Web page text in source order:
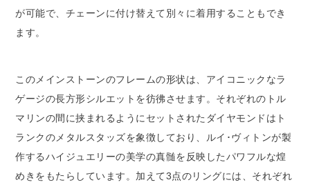
が可能で、チェーンに付け替えて別々に着用することもでき
ます。
このメインストーンのフレームの形状は、アイコニックなラ
ゲージの長方形シルエットを彷彿させます。それぞれのトル
マリンの間に挟まれるようにセットされたダイヤモンドはト
ランクのメタルスタッズを象徴しており、ルイ･ヴィトンが製
作するハイジュエリーの美学の真髄を反映したパワフルな煌
めきをもたらしています。加えて3点のリングには、それぞれ